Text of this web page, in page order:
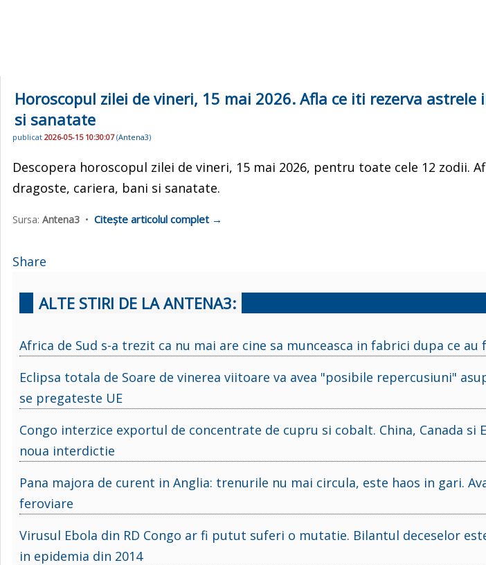
Horoscopul zilei de vineri, 15 mai 2026. Afla ce iti rezerva
si sanatate
publicat 2026-05-15 10:30:07(Antena3)
Descopera horoscopul zilei de vineri, 15 mai 2026, pentru toate cele 12 zodii.
dragoste, cariera, bani si sanatate.
Sursa: Antena3 • Citește articolul complet →
Share
ALTE STIRI DE LA ANTENA3:
Africa de Sud s-a trezit ca nu mai are cine sa munceasca in fabrici dupa ce
Eclipsa totala de Soare de vinerea viitoare va avea "posibile repercusiuni"
se pregateste UE
Congo interzice exportul de concentrate de cupru si cobalt. China, Canada si
noua interdictie
Pana majora de curent in Anglia: trenurile nu mai circula, este haos in gari.
feroviare
Virusul Ebola din RD Congo ar fi putut suferi o mutatie. Bilantul deceselor
in epidemia din 2014